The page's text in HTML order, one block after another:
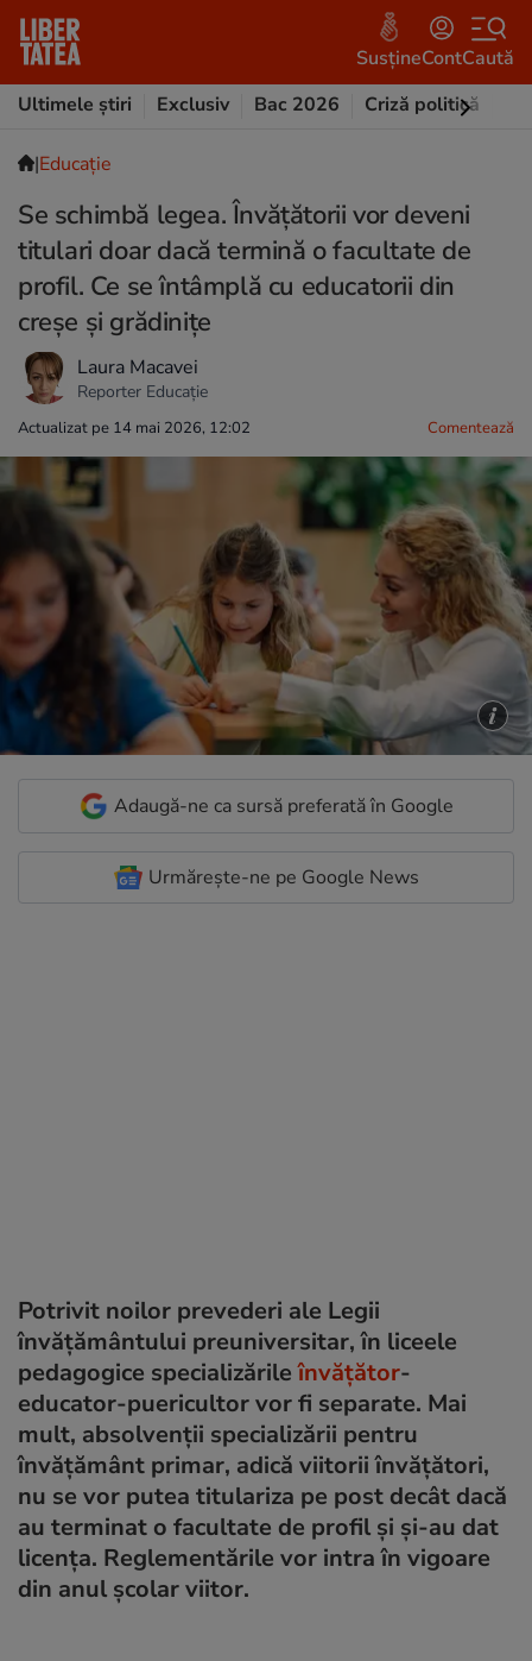
SusțineContCaută
Ultimele știri
Exclusiv Bac 2026 Criză politică
|Educație
Se schimbă legea. Învățătorii vor deveni
titulari doar dacă termină o facultate de
profil. Ce se întâmplă cu educatorii din
creșe și grădinițe
Laura Macavei
Reporter Educație
Actualizat pe 14 mai 2026, 12:02 Comentează
Adaugă-ne ca sursă preferată în Google
Urmărește-ne pe Google News
Potrivit noilor prevederi ale Legii
învățământului preuniversitar, în liceele
pedagogice specializărileînvățător-
educator-puericultor vor fi separate. Mai
mult, absolvenții specializării pentru
învățământ primar, adică viitorii învățători,
nu se vor putea titulariza pe post decât dacă
au terminat o facultate de profil și și-au dat
licența. Reglementările vor intra în vigoare
din anul școlar viitor.